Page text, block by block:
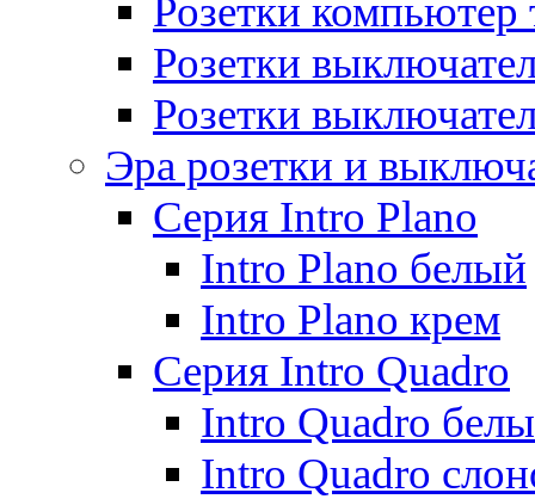
Розетки компьютер
Розетки
Розетки
Эра розетки и
Серия Intro Plano
Intro Plano белый
Intro Plano крем
Серия Intro Quadro
Intro Quadro
Intro Quadro